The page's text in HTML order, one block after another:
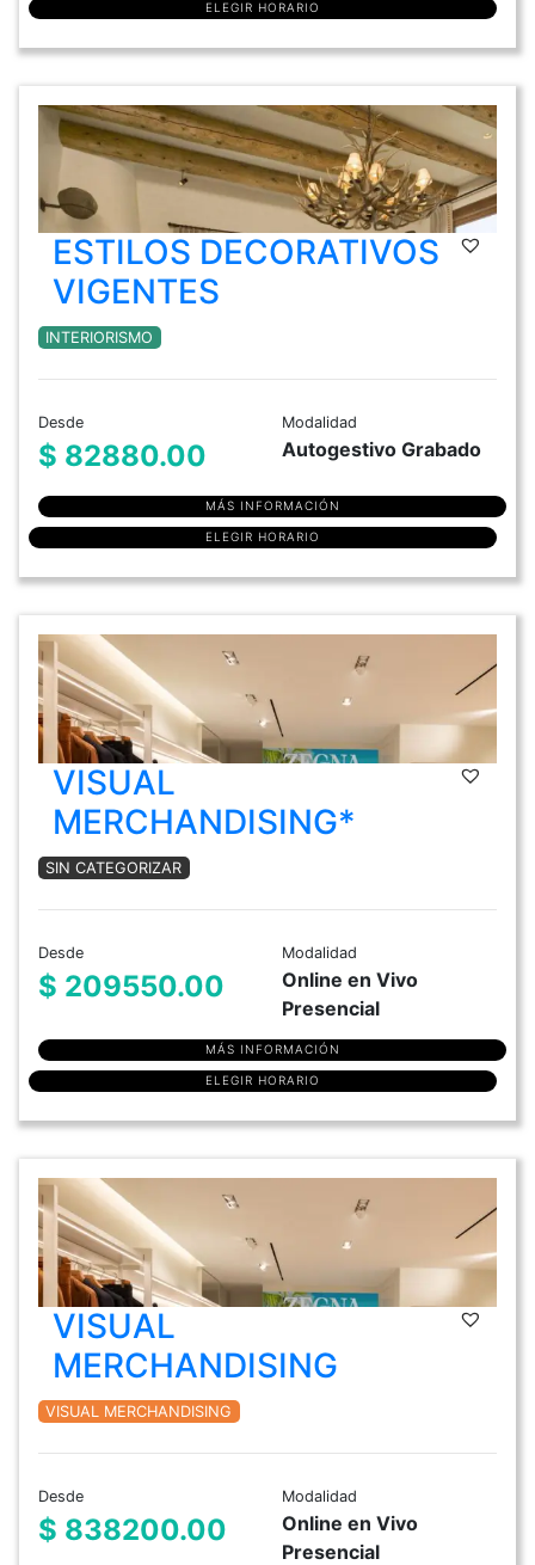
ELEGIR HORARIO
ESTILOS DECORATIVOS
VIGENTES
INTERIORISMO
Desde
$ 82880.00
Modalidad
Autogestivo Grabado
MÁS INFORMACIÓN
ELEGIR HORARIO
VISUAL
MERCHANDISING*
SIN CATEGORIZAR
Desde
$ 209550.00
Modalidad
Online en Vivo
Presencial
MÁS INFORMACIÓN
ELEGIR HORARIO
VISUAL
MERCHANDISING
VISUAL MERCHANDISING
Desde
$ 838200.00
Modalidad
Online en Vivo
Presencial